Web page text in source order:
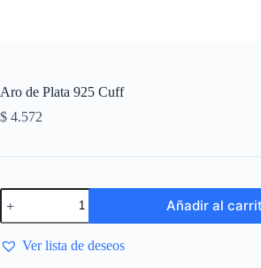
Aro de Plata 925 Cuff
$ 4.572
Añadir al
Ver lista de deseos